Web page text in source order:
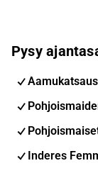
Pysy
Aamukatsaus
Inderes